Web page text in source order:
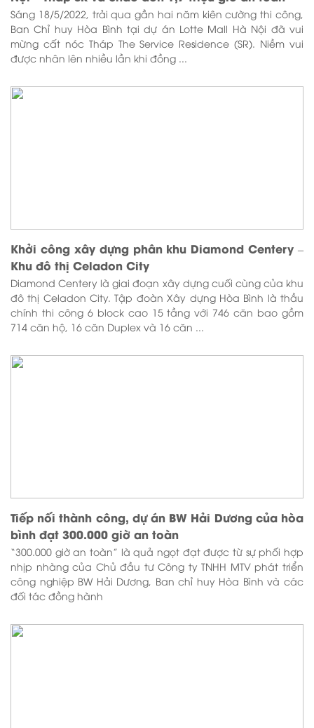
Sáng 18/5/2022, trải qua gần hai năm kiên cường thi công,
Ban Chỉ huy Hòa Bình tại dự án Lotte Mall Hà Nội đã vui
mừng cất nóc Tháp The Service Residence (SR). Niềm vui
được nhân lên nhiều lần khi đồng ...
Khởi công xây dựng phân khu Diamond Centery –
Khu đô thị Celadon City
Diamond Centery là giai đoạn xây dựng cuối cùng của khu
đô thị Celadon City. Tập đoàn Xây dựng Hòa Bình là thầu
chính thi công 6 block cao 15 tầng với 746 căn bao gồm
714 căn hộ, 16 căn Duplex và 16 căn ...
Tiếp nối thành công, dự án BW Hải Dương của hòa
bình đạt 300.000 giờ an toàn
“300.000 giờ an toàn” là quả ngọt đạt được từ sự phối hợp
nhịp nhàng của Chủ đầu tư Công ty TNHH MTV phát triển
công nghiệp BW Hải Dương, Ban chỉ huy Hòa Bình và các
đối tác đồng hành